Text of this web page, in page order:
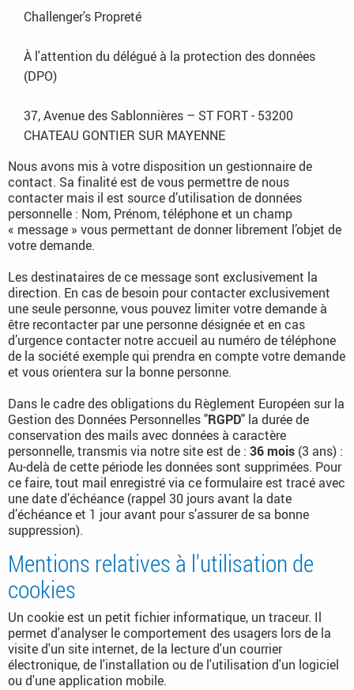
Challenger's Propreté
À l'attention du délégué à la protection des données
(DPO)
37, Avenue des Sablonnières – ST FORT - 53200
CHATEAU GONTIER SUR MAYENNE
Nous avons mis à votre disposition un gestionnaire de
contact. Sa finalité est de vous permettre de nous
contacter mais il est source d’utilisation de données
personnelle : Nom, Prénom, téléphone et un champ
« message » vous permettant de donner librement l’objet de
votre demande.
Les destinataires de ce message sont exclusivement la
direction. En cas de besoin pour contacter exclusivement
une seule personne, vous pouvez limiter votre demande à
être recontacter par une personne désignée et en cas
d’urgence contacter notre accueil au numéro de téléphone
de la société exemple qui prendra en compte votre demande
et vous orientera sur la bonne personne.
Dans le cadre des obligations du Règlement Européen sur la
Gestion des Données Personnelles "RGPD" la durée de
conservation des mails avec données à caractère
personnelle, transmis via notre site est de : 36 mois (3 ans) :
Au-delà de cette période les données sont supprimées. Pour
ce faire, tout mail enregistré via ce formulaire est tracé avec
une date d’échéance (rappel 30 jours avant la date
d’échéance et 1 jour avant pour s’assurer de sa bonne
suppression).
Mentions relatives à l'utilisation de
cookies
Un cookie est un petit fichier informatique, un traceur. Il
permet d'analyser le comportement des usagers lors de la
visite d'un site internet, de la lecture d'un courrier
électronique, de l'installation ou de l'utilisation d'un logiciel
ou d'une application mobile.